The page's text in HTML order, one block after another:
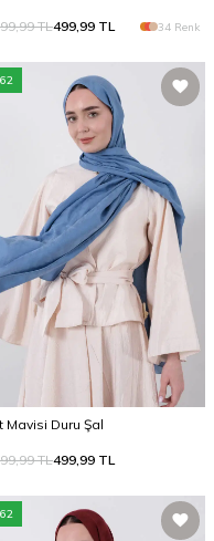
TL499,99 TL 34 Renk
62
Mavisi Duru Şal
TL499,99 TL
62